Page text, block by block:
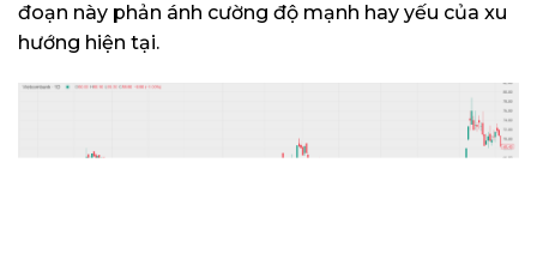
đoạn này phản ánh cường độ mạnh hay yếu của xu
hướng hiện tại.